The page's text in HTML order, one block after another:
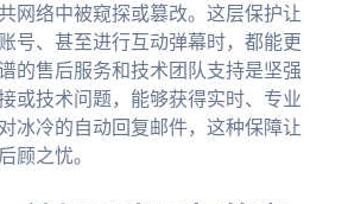
网络中被窥探或篡改。这层保护让
号、甚至进行互动弹幕时，都能更
的售后服务和技术团队支持是坚强
或技术问题，能够获得实时、专业
冰冷的自动回复邮件，这种保障让
顾之忧。